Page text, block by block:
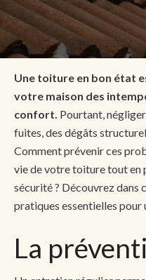
Une toiture en bon état
votre maison des
confort. Pourtant,
fuites, des dégâts
Comment prévenir ces
vie de votre toiture tout en
sécurité ? Découvrez dans
pratiques essentielles pour
La